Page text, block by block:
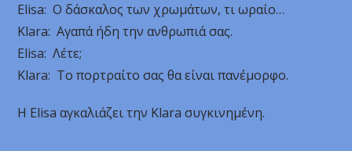
Εlisa: Ο δάσκαλος των χρωμάτων, τι ωραίο…
Klara: Αγαπά ήδη την ανθρωπιά σας.
Εlisa: Λέτε;
Klara: Το πορτραίτο σας θα είναι πανέμορφο.
Η Εlisa αγκαλιάζει την Klara συγκινημένη.